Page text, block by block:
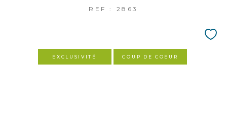
REF : 2863
EXCLUSIVITÉ COUP DE COEUR